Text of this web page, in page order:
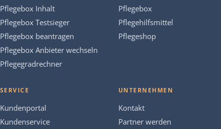
Pflegebox Inhalt
Pflegebox Testsieger
Pflegebox beantragen
Pflegebox Anbieter wechseln
Pflegegradrechner
Pflegebox
Pflegehilfsmittel
Pflegeshop
SERVICE
Kundenportal
Kundenservice
UNTERNEHMEN
Kontakt
Partner werden